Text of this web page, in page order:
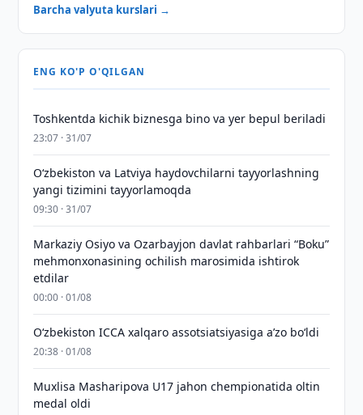
Barcha valyuta kurslari →
ENG KO'P O'QILGAN
Toshkentda kichik biznesga bino va yer bepul beriladi
23:07 · 31/07
Oʻzbekiston va Latviya haydovchilarni tayyorlashning
yangi tizimini tayyorlamoqda
09:30 · 31/07
Markaziy Osiyo va Ozarbayjon davlat rahbarlari “Boku”
mehmonxonasining ochilish marosimida ishtirok
etdilar
00:00 · 01/08
O‘zbekiston ICCA xalqaro assotsiatsiyasiga aʼzo bo‘ldi
20:38 · 01/08
Muxlisa Masharipova U17 jahon chempionatida oltin
medal oldi